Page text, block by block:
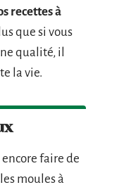
recettes à
que si vous
qualité, il
la vie.
faire de
moules à